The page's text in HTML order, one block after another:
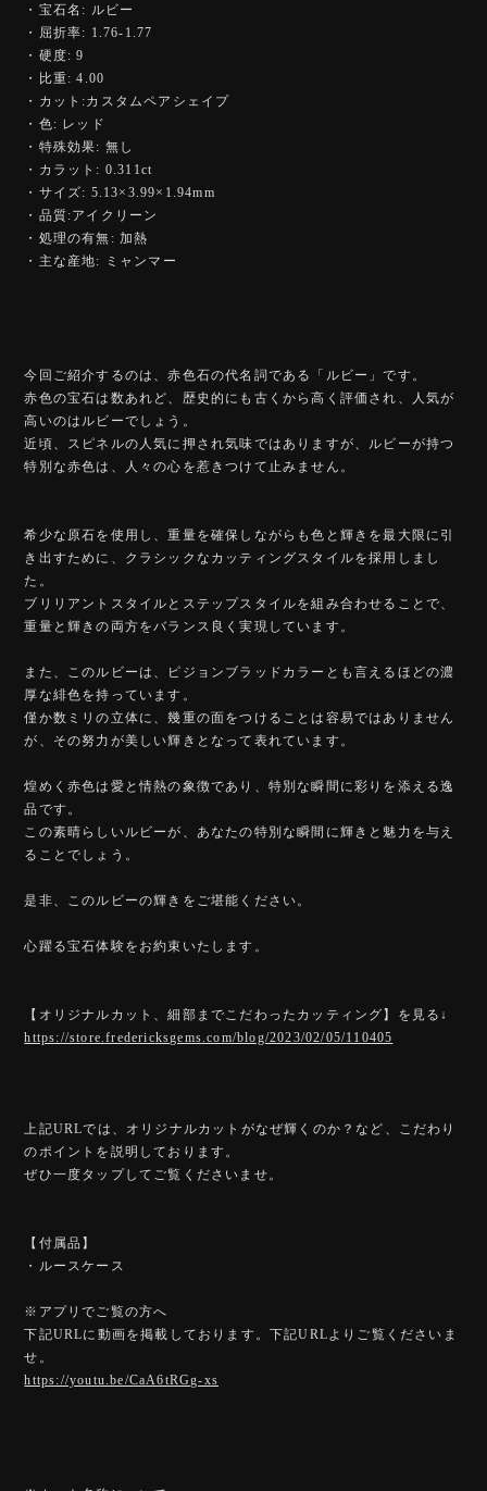
・宝石名: ルビー
・屈折率: 1.76-1.77
・硬度: 9
・比重: 4.00
・カット:カスタムペアシェイプ
・色: レッド
・特殊効果: 無し
・カラット: 0.311ct
・サイズ: 5.13×3.99×1.94mm
・品質:アイクリーン
・処理の有無: 加熱
・主な産地: ミャンマー
今回ご紹介するのは、赤色石の代名詞である「ルビー」です。
赤色の宝石は数あれど、歴史的にも古くから高く評価され、人気が
高いのはルビーでしょう。
近頃、スピネルの人気に押され気味ではありますが、ルビーが持つ
特別な赤色は、人々の心を惹きつけて止みません。
希少な原石を使用し、重量を確保しながらも色と輝きを最大限に引
き出すために、クラシックなカッティングスタイルを採用しまし
た。
ブリリアントスタイルとステップスタイルを組み合わせることで、
重量と輝きの両方をバランス良く実現しています。
また、このルビーは、ピジョンブラッドカラーとも言えるほどの濃
厚な緋色を持っています。
僅か数ミリの立体に、幾重の面をつけることは容易ではありません
が、その努力が美しい輝きとなって表れています。
煌めく赤色は愛と情熱の象徴であり、特別な瞬間に彩りを添える逸
品です。
この素晴らしいルビーが、あなたの特別な瞬間に輝きと魅力を与え
ることでしょう。
是非、このルビーの輝きをご堪能ください。
心躍る宝石体験をお約束いたします。
【オリジナルカット、細部までこだわったカッティング】を見る↓
https://store.fredericksgems.com/blog/2023/02/05/110405
上記URLでは、オリジナルカットがなぜ輝くのか？など、こだわり
のポイントを説明しております。
ぜひ一度タップしてご覧くださいませ。
【付属品】
・ルースケース
※アプリでご覧の方へ
下記URLに動画を掲載しております。下記URLよりご覧くださいま
せ。
https://youtu.be/CaA6tRGg-xs